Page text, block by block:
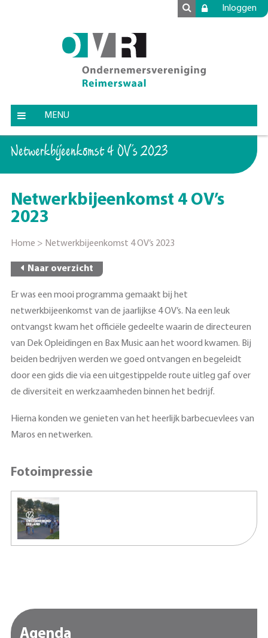
Inloggen
MENU
Netwerkbijeenkomst 4 OV’s 2023
Netwerkbijeenkomst 4 OV’s
2023
Home > Netwerkbijeenkomst 4 OV’s 2023
Naar overzicht
Er was een mooi programma gemaakt bij het
netwerkbijeenkomst van de jaarlijkse 4 OV’s. Na een leuk
ontvangst kwam het officiële gedeelte waarin de directeuren
van Dek Opleidingen en Bax Music aan het woord kwamen. Bij
beiden bedrijven werden we goed ontvangen en begeleidt
door een gids die via een uitgestippelde route uitleg gaf over
de diversiteit en werkzaamheden binnen het bedrijf.
Hierna konden we genieten van het heerlijk barbecuevlees van
Maros en netwerken.
Fotoimpressie
Agenda